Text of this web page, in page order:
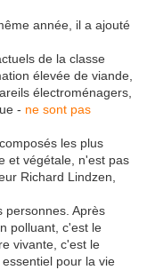
année, il a ajouté
de la classe
élevée de viande,
électroménagers,
- ne sont pas
les plus
et végétale, n'est pas
Richard Lindzen,
personnes. Après
polluant, c'est le
vivante, c'est le
pour la vie